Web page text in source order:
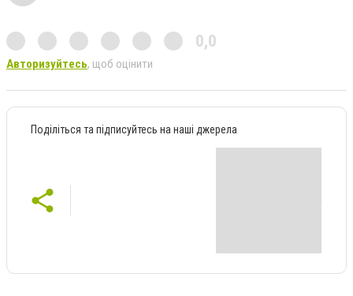
0,0
Авторизуйтесь, щоб оцінити
Поділіться та підписуйтесь на наші джерела